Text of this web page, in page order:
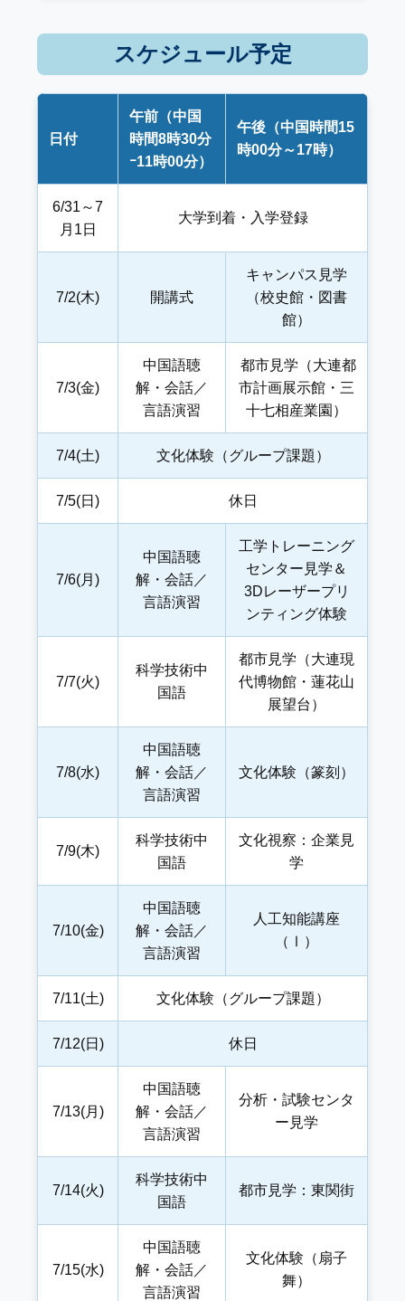
スケジュール予定
日付
午前（中国
時間8時30分
ｰ11時00分）
午後（中国時間15
時00分～17時）
6/31～7
月1日
大学到着・入学登録
7/2(木) 開講式
キャンパス見学
（校史館・図書
館）
7/3(金)
中国語聴
解・会話／
言語演習
都市見学（大連都
市計画展示館・三
十七相産業園）
7/4(土) 文化体験（グループ課題）
7/5(日) 休日
7/6(月)
中国語聴
解・会話／
言語演習
工学トレーニング
センター見学＆
3Dレーザープリ
ンティング体験
7/7(火)
科学技術中
国語
都市見学（大連現
代博物館・蓮花山
展望台）
7/8(水)
中国語聴
解・会話／
言語演習
文化体験（篆刻）
7/9(木)
科学技術中
国語
文化視察：企業見
学
7/10(金)
中国語聴
解・会話／
言語演習
人工知能講座
（Ⅰ）
7/11(土) 文化体験（グループ課題）
7/12(日) 休日
7/13(月)
中国語聴
解・会話／
言語演習
分析・試験センタ
ー見学
7/14(火)
科学技術中
国語
都市見学：東関街
7/15(水)
中国語聴
解・会話／
言語演習
文化体験（扇子
舞）